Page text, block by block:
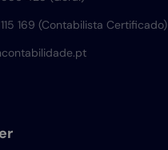
115 169 (Contabilista Certificado)